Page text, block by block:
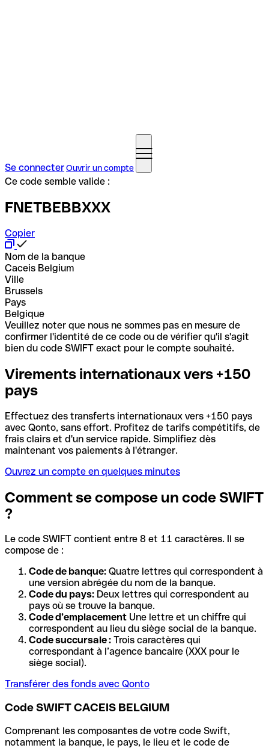
Se connecterOuvrir un compte
Ce code semble valide :
FNETBEBBXXX
Copier
Nom de la banque
Caceis Belgium
Ville
Brussels
Pays
Belgique
Veuillez noter que nous ne sommes pas en mesure de
confirmer l'identité de ce code ou de vérifier qu'il s'agit
bien du code SWIFT exact pour le compte souhaité.
Virements internationaux vers +150
pays
Effectuez des transferts internationaux vers +150 pays
avec Qonto, sans effort. Profitez de tarifs compétitifs, de
frais clairs et d'un service rapide. Simplifiez dès
maintenant vos paiements à l'étranger.
Ouvrez un compte en quelques minutes
Comment se compose un code SWIFT
?
Le code SWIFT contient entre 8 et 11 caractères. Il se
compose de :
Code de banque: Quatre lettres qui correspondent à
une version abrégée du nom de la banque.
Code du pays: Deux lettres qui correspondent au
pays où se trouve la banque.
Code d’emplacement Une lettre et un chiffre qui
correspondent au lieu du siège social de la banque.
Code succursale : Trois caractères qui
correspondant à l’agence bancaire (XXX pour le
siège social).
Transférer des fonds avec Qonto
Code SWIFT CACEIS BELGIUM
Comprenant les composantes de votre code Swift,
notamment la banque, le pays, le lieu et le code de